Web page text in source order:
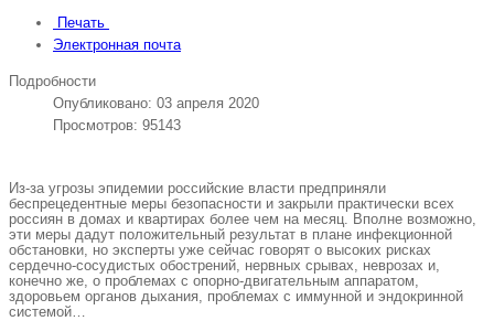
Печать
Электронная почта
Подробности
Опубликовано: 03 апреля 2020
Просмотров: 95143
Из-за угрозы эпидемии российские власти предприняли
беспрецедентные меры безопасности и закрыли практически всех
россиян в домах и квартирах более чем на месяц. Вполне возможно,
эти меры дадут положительный результат в плане инфекционной
обстановки, но эксперты уже сейчас говорят о высоких рисках
сердечно-сосудистых обострений, нервных срывах, неврозах и,
конечно же, о проблемах с опорно-двигательным аппаратом,
здоровьем органов дыхания, проблемах с иммунной и эндокринной
системой…